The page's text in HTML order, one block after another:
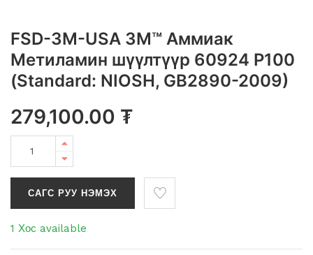
FSD-3M-USA 3M™ Аммиак
Метиламин шүүлтүүр 60924 P100
(Standard: NIOSH, GB2890-2009)
279,100.00 ₮
САГС РУУ НЭМЭХ
1 Хос available